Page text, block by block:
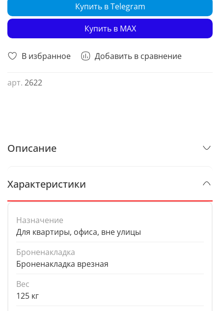
В избранное Добавить в сравнение
арт. 2622
Купить в Telegram
Купить в MAX
Описание
Характеристики
Назначение
Для квартиры, офиса, вне улицы
Броненакладка
Броненакладка врезная
Вес
125 кг